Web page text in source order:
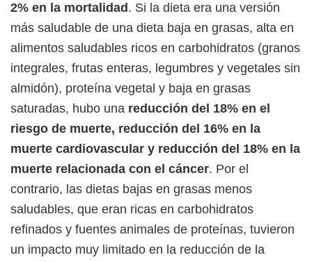
2% en la mortalidad . Si la dieta era una versión
más saludable de una dieta baja en grasas, alta en
alimentos saludables ricos en carbohidratos (granos
integrales, frutas enteras, legumbres y vegetales sin
almidón), proteína vegetal y baja en grasas
saturadas, hubo una reducción del 18% en el
riesgo de muerte, reducción del 16% en la
muerte cardiovascular y reducción del 18% en la
muerte relacionada con el cáncer. Por el
contrario, las dietas bajas en grasas menos
saludables, que eran ricas en carbohidratos
refinados y fuentes animales de proteínas, tuvieron
un impacto muy limitado en la reducción de la